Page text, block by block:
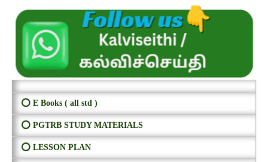
⭕ E Books ( all std )
⭕ PGTRB STUDY MATERIALS
⭕ LESSON PLAN